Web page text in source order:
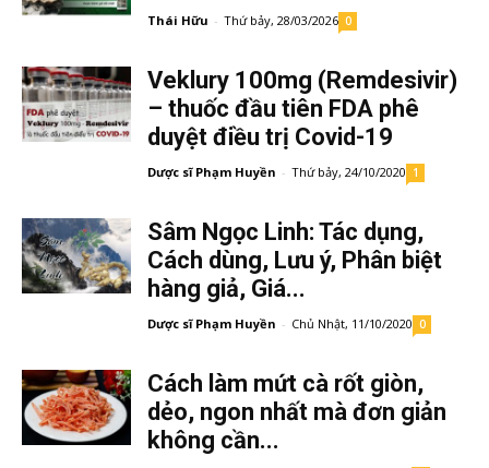
Thái Hữu - Thứ bảy, 28/03/2026 0
Veklury 100mg (Remdesivir)
– thuốc đầu tiên FDA phê
duyệt điều trị Covid-19
Dược sĩ Phạm Huyền - Thứ bảy, 24/10/2020 1
Sâm Ngọc Linh: Tác dụng,
Cách dùng, Lưu ý, Phân biệt
hàng giả, Giá...
Dược sĩ Phạm Huyền - Chủ Nhật, 11/10/2020 0
Cách làm mứt cà rốt giòn,
dẻo, ngon nhất mà đơn giản
không cần...